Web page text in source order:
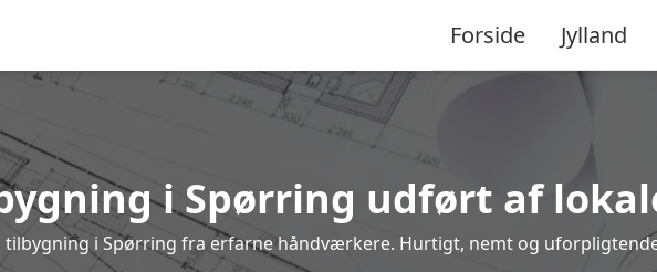
Forside Jylland
i Spørring udført af
tilbygning i Spørring fra erfarne håndværkere. Hurtigt, nemt og